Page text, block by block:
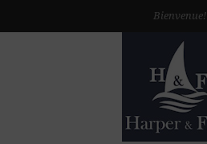
Bienvenue!